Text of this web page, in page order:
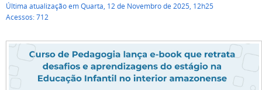
Última atualização em Quarta, 12 de Novembro de 2025, 12h25
Acessos: 712